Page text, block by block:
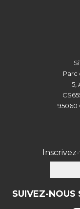
Parc
5,
95060
SUIVEZ-NOUS